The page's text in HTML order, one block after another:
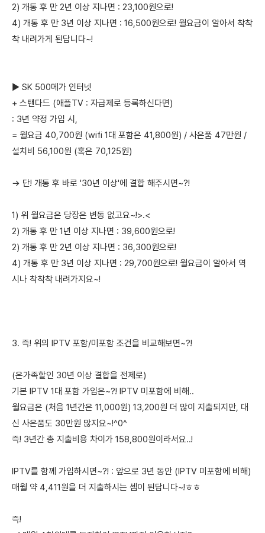
2) 개통 후 만 2년 이상 지나면 : 23,100원으로!
4) 개통 후 만 3년 이상 지나면 : 16,500원으로! 월요금이 알아서 착착
착 내려가게 된답니다~!
▶ SK 500메가 인터넷
+ 스탠다드 (애플TV : 자급제로 등록하신다면)
: 3년 약정 가입 시,
= 월요금 40,700원 (wifi 1대 포함은 41,800원) / 사은품 47만원 /
설치비 56,100원 (혹은 70,125원)
→ 단! 개통 후 바로 '30년 이상'에 결합 해주시면~?!
1) 위 월요금은 당장은 변동 없고요~!>.<
2) 개통 후 만 1년 이상 지나면 : 39,600원으로!
2) 개통 후 만 2년 이상 지나면 : 36,300원으로!
4) 개통 후 만 3년 이상 지나면 : 29,700원으로! 월요금이 알아서 역
시나 착착착 내려가지요~!
3. 즉! 위의 IPTV 포함/미포함 조건을 비교해보면~?!
(온가족할인 30년 이상 결합을 전제로)
기본 IPTV 1대 포함 가입은~?! IPTV 미포함에 비해..
월요금은 (처음 1년간은 11,000원) 13,200원 더 많이 지출되지만, 대
신 사은품도 30만원 많지요~!^0^
즉! 3년간 총 지출비용 차이가 158,800원이라서요..!
IPTV를 함께 가입하시면~?! : 앞으로 3년 동안 (IPTV 미포함에 비해)
매월 약 4,411원을 더 지출하시는 셈이 된답니다~!ㅎㅎ
즉!